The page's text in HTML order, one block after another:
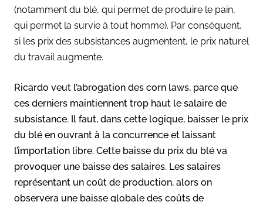
(notamment du blé, qui permet de produire le pain,
qui permet la survie à tout homme). Par conséquent,
si les prix des subsistances augmentent, le prix naturel
du travail augmente.
Ricardo veut l’abrogation des corn laws, parce que
ces derniers maintiennent trop haut le salaire de
subsistance. Il faut, dans cette logique, baisser le prix
du blé en ouvrant à la concurrence et laissant
l’importation libre. Cette baisse du prix du blé va
provoquer une baisse des salaires. Les salaires
représentant un coût de production, alors on
observera une baisse globale des coûts de